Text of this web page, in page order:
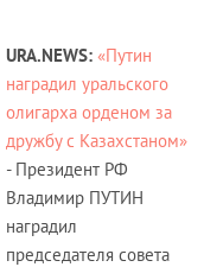
URA.NEWS: «Путин
наградил уральского
олигарха орденом за
дружбу с Казахстаном»
- Президент РФ
Владимир ПУТИН
наградил
председателя совета